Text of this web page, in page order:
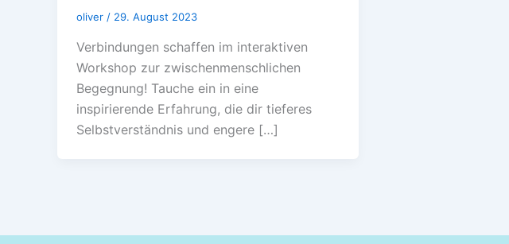
oliver / 29. August 2023
Verbindungen schaffen im interaktiven
Workshop zur zwischenmenschlichen
Begegnung! Tauche ein in eine
inspirierende Erfahrung, die dir tieferes
Selbstverständnis und engere […]